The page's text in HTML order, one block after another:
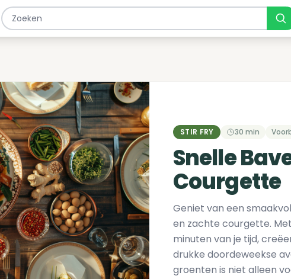
STIR FRY 30 min
Snelle
Courgette
Geniet van een
en zachte courgette.
minuten van je tijd,
drukke doordeweekse
groenten is niet alleen